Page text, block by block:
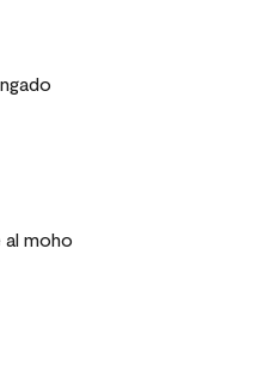
moho